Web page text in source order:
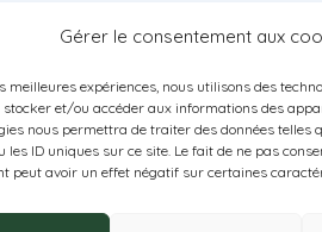
Gérer le consentement aux
meilleures expériences, nous utilisons des
stocker et/ou accéder aux informations des
nous permettra de traiter des données telles
les ID uniques sur ce site. Le fait de ne pas
peut avoir un effet négatif sur certaines